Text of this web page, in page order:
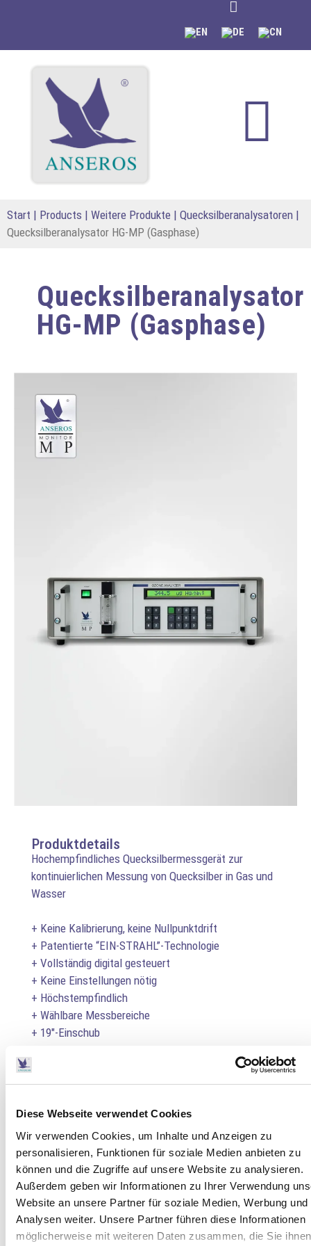
Diese Webseite verwendet Cookies
Wir verwenden Cookies, um Inhalte und Anzeigen zu
personalisieren, Funktionen für soziale Medien anbieten zu
können und die Zugriffe auf unsere Website zu analysieren.
Außerdem geben wir Informationen zu Ihrer Verwendung
Website an unsere Partner für soziale Medien, Werbung und
Analysen weiter. Unsere Partner führen diese Informationen
möglicherweise mit weiteren Daten zusammen, die Sie ihnen
Start | Products | Weitere Produkte | Quecksilberanalysatoren |
Quecksilberanalysator HG-MP (Gasphase)
Quecksilberanalysator
HG-MP (Gasphase)
Produktdetails
Hochempfindliches Quecksilbermessgerät zur
kontinuierlichen Messung von Quecksilber in Gas und
Wasser
+ Keine Kalibrierung, keine Nullpunktdrift
+ Patentierte “EIN-STRAHL”-Technologie
+ Vollständig digital gesteuert
+ Keine Einstellungen nötig
+ Höchstempfindlich
+ Wählbare Messbereiche
+ 19″-Einschub
+ Interferenzfilter
+ Analog- / Digitalausgang
+ Software zur Datenprotokollierung
+ Software zur Gastütenüberwachung
+ Durchflussmesser mit Nadelventil integriert
+ Patent USA 5,334,536. DE 41 19 346
Weitere Info.